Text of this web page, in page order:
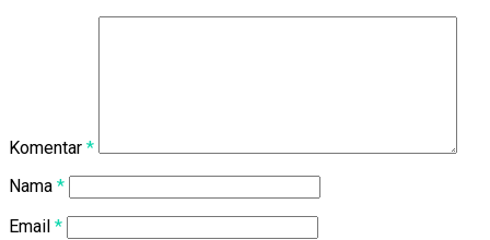
Komentar *
Nama *
Email *